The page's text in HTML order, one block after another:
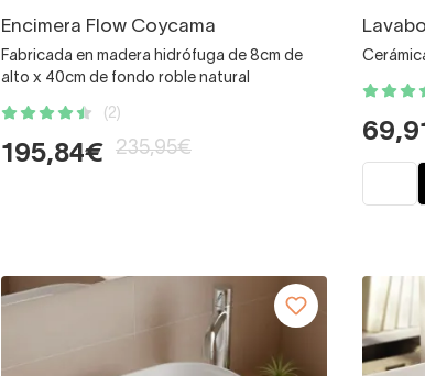
Encimera Flow Coycama
Fabricada en madera hidrófuga de 8cm de
alto x 40cm de fondo roble natural
(2)
195,84€ 235,95€